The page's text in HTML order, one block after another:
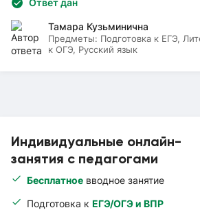
Индивидуальные онлайн-
занятия с педагогами
Бесплатное вводное занятие
Подготовка к ЕГЭ/ОГЭ и ВПР
Ответ дан
Тамара Кузьминична
Предметы: Подготовка к ЕГЭ,
к ОГЭ, Русский язык